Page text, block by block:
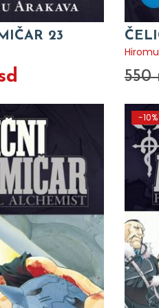
23
550
-10%